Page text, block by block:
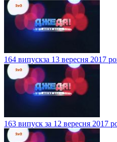
164 випускза 13 вересня 2017
163 випуск за 12 вересня 2017